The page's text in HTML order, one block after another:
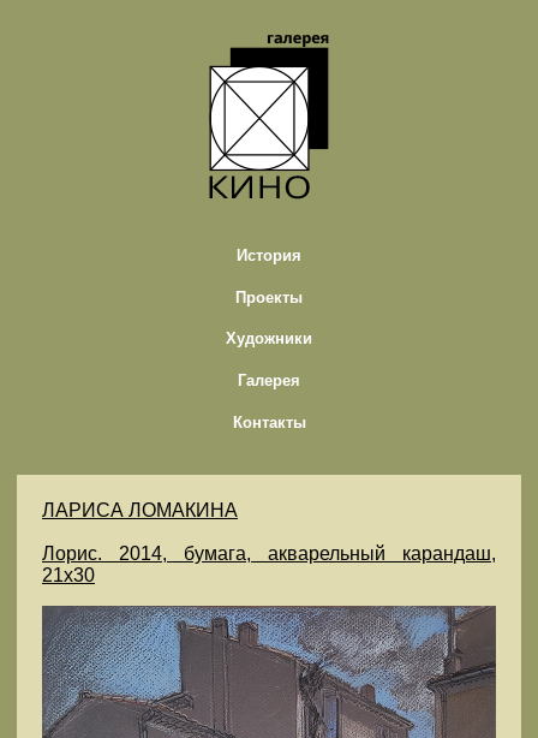
История
Проекты
Художники
Галерея
Контакты
ЛАРИСА ЛОМАКИНА
Лорис. 2014, бумага, акварельный карандаш,
21х30